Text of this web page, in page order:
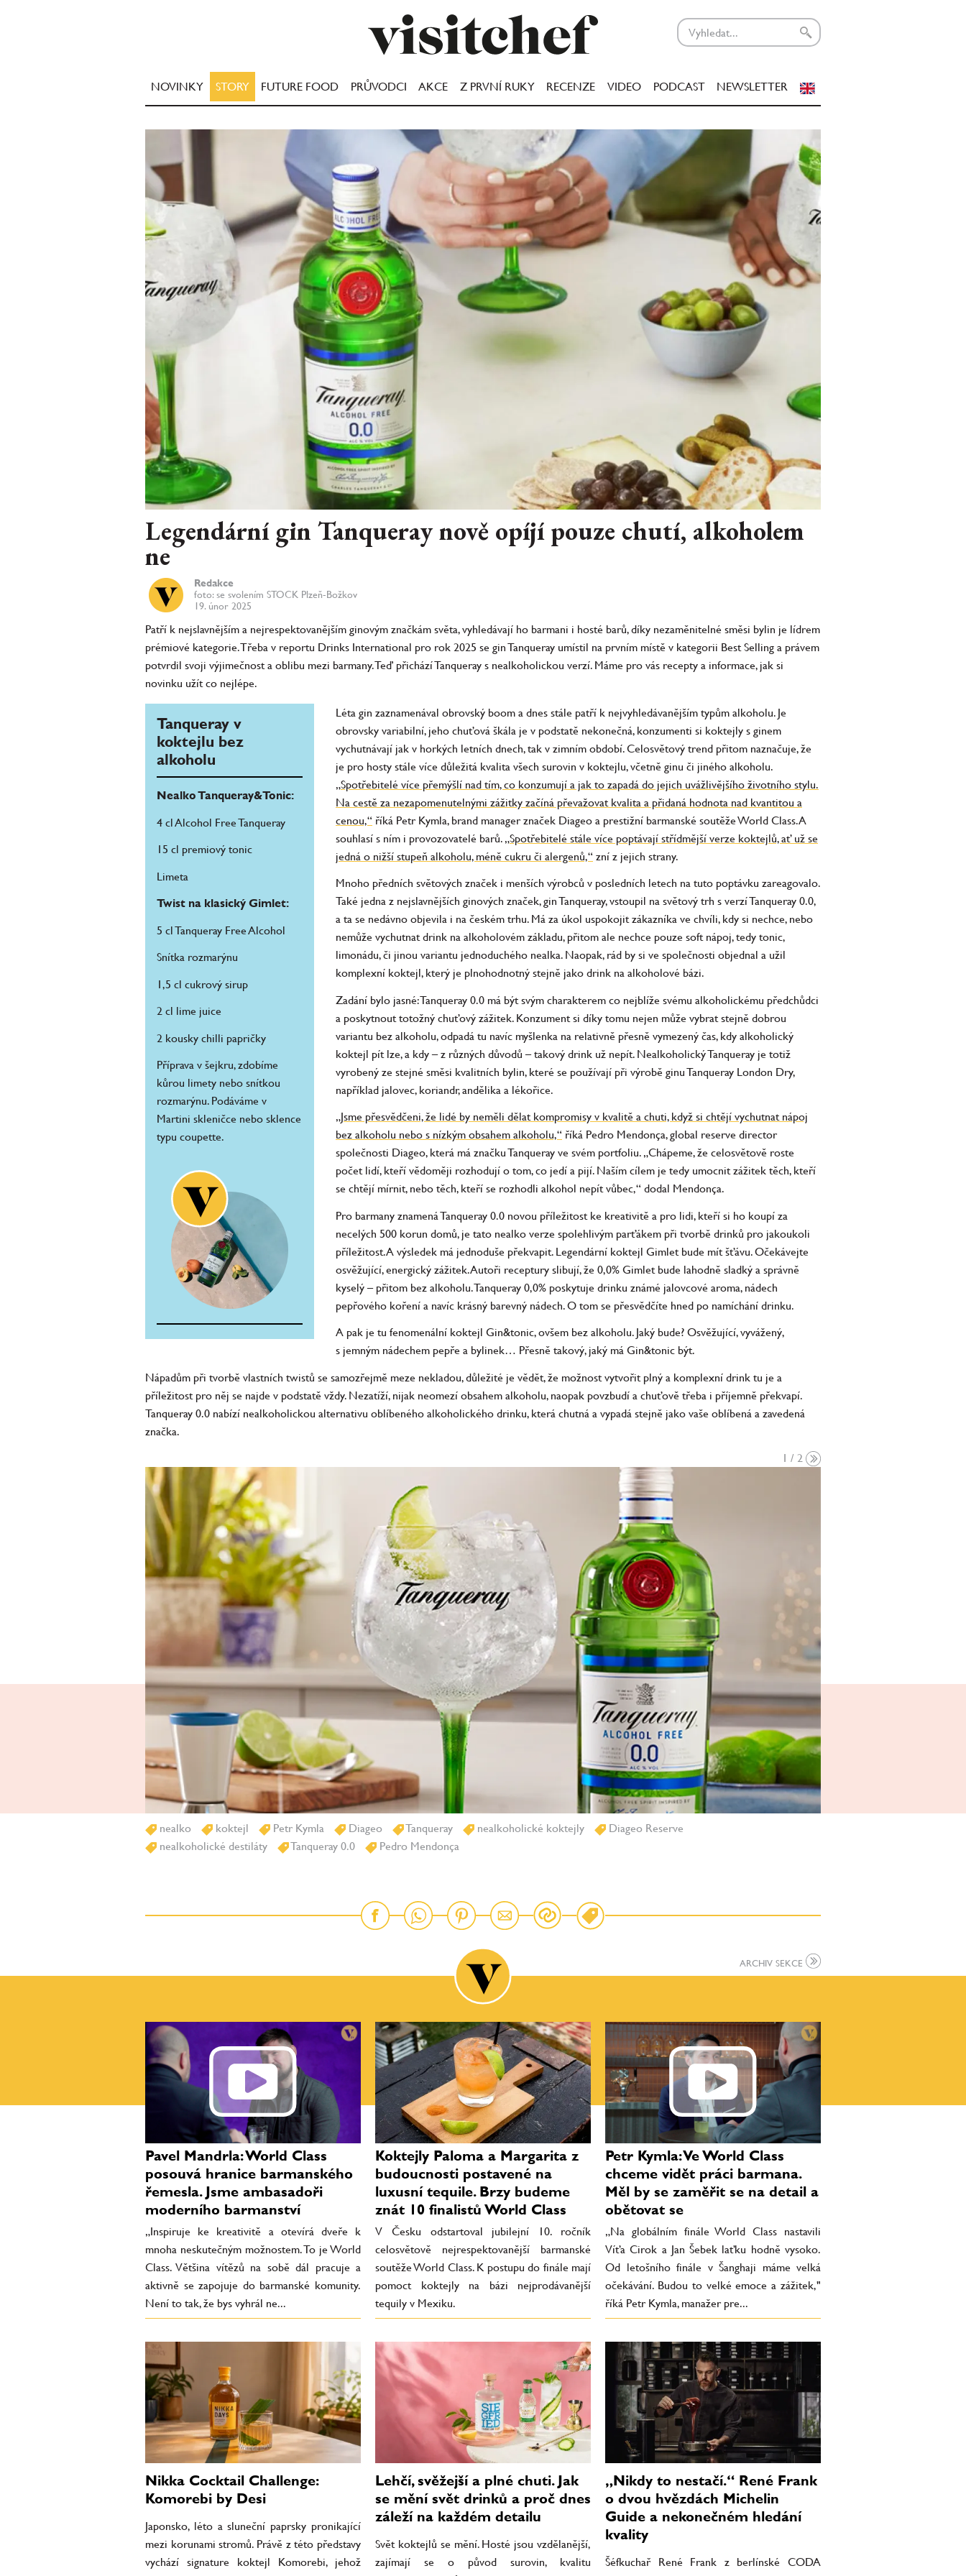
NOVINKY STORY FUTURE FOOD PRŮVODCI AKCE Z PRVNÍ RUKY RECENZE VIDEO PODCAST NEWSLETTER
Legendární gin Tanqueray nově opíjí pouze chutí, alkoholem
ne
Redakce
foto: se svolením STOCK Plzeň-Božkov
19. únor 2025
Patří k nejslavnějším a nejrespektovanějším ginovým značkám světa, vyhledávají ho barmani i hosté barů, díky nezaměnitelné směsi bylin je lídrem
prémiové kategorie. Třeba v reportu Drinks International pro rok 2025 se gin Tanqueray umístil na prvním místě v kategorii Best Selling a právem
potvrdil svoji výjimečnost a oblibu mezi barmany. Teď přichází Tanqueray s nealkoholickou verzí. Máme pro vás recepty a informace, jak si
novinku užít co nejlépe.
Tanqueray v
koktejlu bez
alkoholu
Nealko Tanqueray&Tonic:
4 cl Alcohol Free Tanqueray
15 cl premiový tonic
Limeta
Twist na klasický Gimlet:
5 cl Tanqueray Free Alcohol
Snítka rozmarýnu
1,5 cl cukrový sirup
2 cl lime juice
2 kousky chilli papričky
Příprava v šejkru, zdobíme
kůrou limety nebo snítkou
rozmarýnu. Podáváme v
Martini skleničce nebo sklence
typu coupette.
Léta gin zaznamenával obrovský boom a dnes stále patří k nejvyhledávanějším typům alkoholu. Je
obrovsky variabilní, jeho chuťová škála je v podstatě nekonečná, konzumenti si koktejly s ginem
vychutnávají jak v horkých letních dnech, tak v zimním období. Celosvětový trend přitom naznačuje, že
je pro hosty stále více důležitá kvalita všech surovin v koktejlu, včetně ginu či jiného alkoholu.
„Spotřebitelé více přemýšlí nad tím, co konzumují a jak to zapadá do jejich uvážlivějšího životního stylu.
Na cestě za nezapomenutelnými zážitky začíná převažovat kvalita a přidaná hodnota nad kvantitou a
cenou,“ říká Petr Kymla, brand manager značek Diageo a prestižní barmanské soutěže World Class. A
souhlasí s ním i provozovatelé barů. „Spotřebitelé stále více poptávají střídmější verze koktejlů, ať už se
jedná o nižší stupeň alkoholu, méně cukru či alergenů,“ zní z jejich strany.
Mnoho předních světových značek i menších výrobců v posledních letech na tuto poptávku zareagovalo.
Také jedna z nejslavnějších ginových značek, gin Tanqueray, vstoupil na světový trh s verzí Tanqueray 0.0,
a ta se nedávno objevila i na českém trhu. Má za úkol uspokojit zákazníka ve chvíli, kdy si nechce, nebo
nemůže vychutnat drink na alkoholovém základu, přitom ale nechce pouze soft nápoj, tedy tonic,
limonádu, či jinou variantu jednoduchého nealka. Naopak, rád by si ve společnosti objednal a užil
komplexní koktejl, který je plnohodnotný stejně jako drink na alkoholové bázi.
Zadání bylo jasné: Tanqueray 0.0 má být svým charakterem co nejblíže svému alkoholickému předchůdci
a poskytnout totožný chuťový zážitek. Konzument si díky tomu nejen může vybrat stejně dobrou
variantu bez alkoholu, odpadá tu navíc myšlenka na relativně přesně vymezený čas, kdy alkoholický
koktejl pít lze, a kdy – z různých důvodů – takový drink už nepít. Nealkoholický Tanqueray je totiž
vyrobený ze stejné směsi kvalitních bylin, které se používají při výrobě ginu Tanqueray London Dry,
například jalovec, koriandr, andělika a lékořice.
„Jsme přesvědčeni, že lidé by neměli dělat kompromisy v kvalitě a chuti, když si chtějí vychutnat nápoj
bez alkoholu nebo s nízkým obsahem alkoholu,“ říká Pedro Mendonça, global reserve director
společnosti Diageo, která má značku Tanqueray ve svém portfoliu. „Chápeme, že celosvětově roste
počet lidí, kteří vědoměji rozhodují o tom, co jedí a pijí. Naším cílem je tedy umocnit zážitek těch, kteří
se chtějí mírnit, nebo těch, kteří se rozhodli alkohol nepít vůbec,“ dodal Mendonça.
Pro barmany znamená Tanqueray 0.0 novou příležitost ke kreativitě a pro lidi, kteří si ho koupí za
necelých 500 korun domů, je tato nealko verze spolehlivým parťákem při tvorbě drinků pro jakoukoli
příležitost. A výsledek má jednoduše překvapit. Legendární koktejl Gimlet bude mít šťávu. Očekávejte
osvěžující, energický zážitek. Autoři receptury slibují, že 0,0% Gimlet bude lahodně sladký a správně
kyselý – přitom bez alkoholu. Tanqueray 0,0% poskytuje drinku známé jalovcové aroma, nádech
pepřového koření a navíc krásný barevný nádech. O tom se přesvědčíte hned po namíchání drinku.
A pak je tu fenomenální koktejl Gin&tonic, ovšem bez alkoholu. Jaký bude? Osvěžující, vyvážený,
s jemným nádechem pepře a bylinek… Přesně takový, jaký má Gin&tonic být.
Nápadům při tvorbě vlastních twistů se samozřejmě meze nekladou, důležité je vědět, že možnost vytvořit plný a komplexní drink tu je a
příležitost pro něj se najde v podstatě vždy. Nezatíží, nijak neomezí obsahem alkoholu, naopak povzbudí a chuťově třeba i příjemně překvapí.
Tanqueray 0.0 nabízí nealkoholickou alternativu oblíbeného alkoholického drinku, která chutná a vypadá stejně jako vaše oblíbená a zavedená
značka.
1 / 2
nealko koktejl Petr Kymla Diageo Tanqueray nealkoholické koktejly
Diageo Reserve
nealkoholické destiláty
Tanqueray 0.0 Pedro Mendonça
ARCHIV SEKCE
Pavel Mandrla: World Class
posouvá hranice barmanského
řemesla. Jsme ambasadoři
moderního barmanství
„Inspiruje ke kreativitě a otevírá dveře k
mnoha neskutečným možnostem. To je World
Class. Většina vítězů na sobě dál pracuje a
aktivně se zapojuje do barmanské komunity.
Není to tak, že bys vyhrál ne...
Koktejly Paloma a Margarita z
budoucnosti postavené na
luxusní tequile. Brzy budeme
znát 10 finalistů World Class
V Česku odstartoval jubilejní 10. ročník
celosvětově nejrespektovanější barmanské
soutěže World Class. K postupu do finále mají
pomoct koktejly na bázi nejprodávanější
tequily v Mexiku.
Petr Kymla: Ve World Class
chceme vidět práci barmana.
Měl by se zaměřit se na detail a
obětovat se
„Na globálním finále World Class nastavili
Víťa Cirok a Jan Šebek laťku hodně vysoko.
Od letošního finále v Šanghaji máme velká
očekávání. Budou to velké emoce a zážitek,"
říká Petr Kymla, manažer pre...
Nikka Cocktail Challenge:
Komorebi by Desi
Japonsko, léto a sluneční paprsky pronikající
mezi korunami stromů. Právě z této představy
vychází signature koktejl Komorebi, jehož
Lehčí, svěžejší a plné chuti. Jak
se mění svět drinků a proč dnes
záleží na každém detailu
Svět koktejlů se mění. Hosté jsou vzdělanější,
zajímají se o původ surovin, kvalitu
„Nikdy to nestačí.“ René Frank
o dvou hvězdách Michelin
Guide a nekonečném hledání
kvality
Šéfkuchař René Frank z berlínské CODA